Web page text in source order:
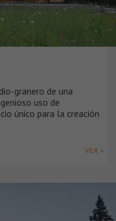
granero de una
uso de
único para la creación
VER +